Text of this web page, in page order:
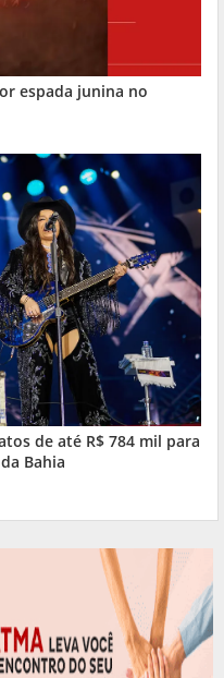
espada junina no
de até R$ 784 mil para
Bahia